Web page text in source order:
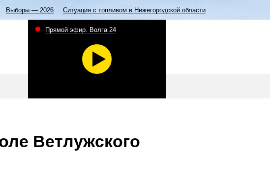
Выборы — 2026 Ситуация с топливом в Нижегородской области
Прямой эфир. Волга 24
Ветлужского